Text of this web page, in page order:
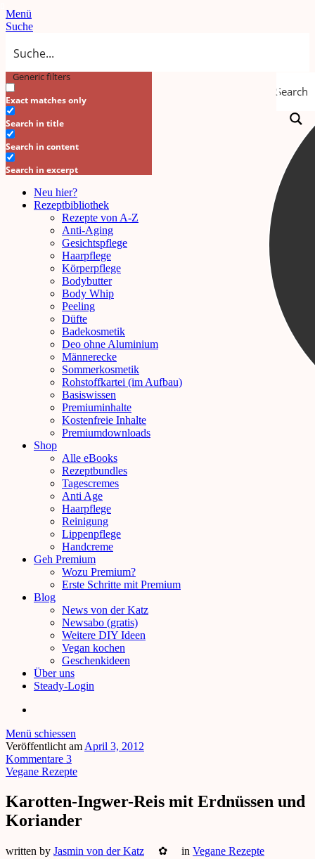
Menü
Suche
Search
Generic filters
Exact matches only
Search in title
Search in content
Search in excerpt
Neu hier?
Rezeptbibliothek
Rezepte von A-Z
Anti-Aging
Gesichtspflege
Haarpflege
Körperpflege
Bodybutter
Body Whip
Peeling
Düfte
Badekosmetik
Deo ohne Aluminium
Männerecke
Sommerkosmetik
Rohstoffkartei (im Aufbau)
Basiswissen
Premiuminhalte
Kostenfreie Inhalte
Premiumdownloads
Shop
Alle eBooks
Rezeptbundles
Tagescremes
Anti Age
Haarpflege
Reinigung
Lippenpflege
Handcreme
Geh Premium
Wozu Premium?
Erste Schritte mit Premium
Blog
News von der Katz
Newsabo (gratis)
Weitere DIY Ideen
Vegan kochen
Geschenkideen
Über uns
Steady-Login
Menü schiessen
Veröffentlicht amApril 3, 2012
Kommentare 3
Vegane Rezepte
Karotten-Ingwer-Reis mit Erdnüssen und
Koriander
written by Jasmin von der Katz ✿ in Vegane Rezepte